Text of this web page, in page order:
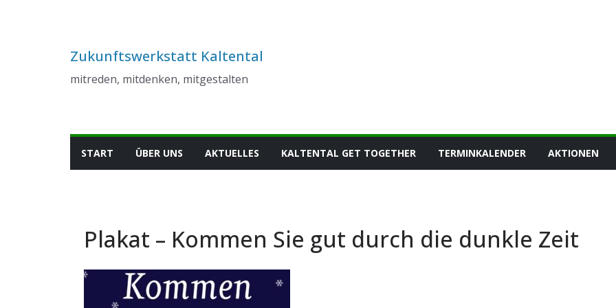
Zukunftswerkstatt Kaltental
mitreden, mitdenken, mitgestalten
START ÜBER UNS AKTUELLES KALTENTAL GET TOGETHER TERMINKALENDER AKTIONEN
Plakat – Kommen Sie gut durch die dunkle Zeit
15. Kaltental Get